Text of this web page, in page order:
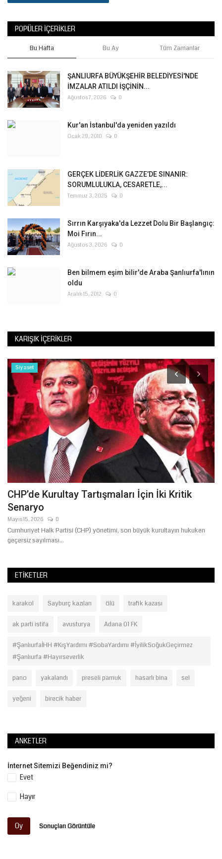
POPÜLER İÇERIKLER
Bu Hafta Bu Ay Tüm Zamanlar
ŞANLIURFA BÜYÜKŞEHİR BELEDİYESİ'NDE
İMZALAR ATILDI İŞÇİNİN...
Ağustos 7, 2026 0
Kur'an İstanbul'da yeniden yazıldı
Ocak 29, 2010 0
GERÇEK LİDERLİK GAZZE’DE SINANIR:
SORUMLULUKLA, CESARETLE,...
Temmuz 3, 2025 0
Sırrın Karşıyaka'da Lezzet Dolu Bir Başlangıç:
Moi Fırın...
Ağustos 3, 2026 0
Ben bilmem eşim bilir'de Araba Şanlıurfa'lının
oldu
Aralık 15, 2012 0
KARIŞIK İÇERIKLER
Siyaset
CHP’de Kurultay Tartışmaları İçin İki Kritik
Senaryo
Mayıs 15, 2026 0
Cumhuriyet Halk Partisi (CHP) yönetimi, son büyük kurultayın hukuken
geçersiz sayılması...
ETIKETLER
karakol Sayburç kazıları ölü trafik kazası
ak parti istifa avusturya Adana 01 FK
#ŞanlıurfaİHH #KışYardımı #SobaYardımı #İyilikSoğukGeçirmez
#Şanlıurfa #Hayırseverlik
pano yakalandı preseli pamuk hasarlı bina sel
yeğeni birecik haber
ANKETLER
İnternet Sitemizi Beğendiniz mi?
Evet
Hayır
Oy Sonuçları Görüntüle